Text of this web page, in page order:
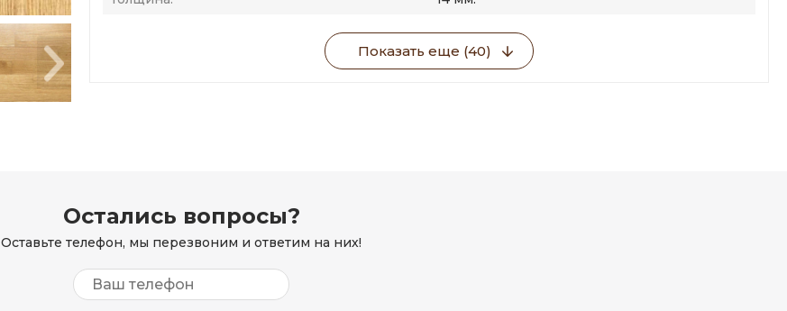
Показать еще (40)
Остались вопросы?
Оставьте телефон, мы перезвоним и ответим на них!